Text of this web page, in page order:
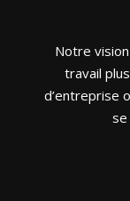
Notre
travail
d’entreprise
se